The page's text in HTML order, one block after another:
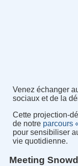
Venez échanger
sociaux et de la
Cette projection-
de notre parcours
pour sensibiliser
vie quotidienne.
Meeting